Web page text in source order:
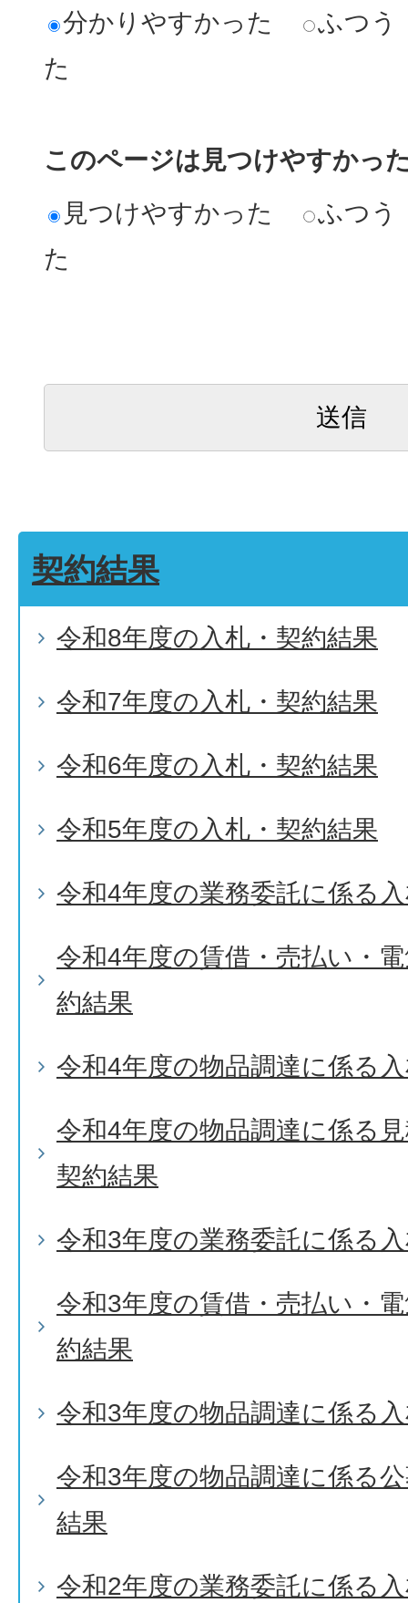
分かりやすかった
ふつう
た
このページは見つけやすかっ
見つけやすかった
ふつう
た
契約結果
令和8年度の入札・契約結果
令和7年度の入札・契約結果
令和6年度の入札・契約結果
令和5年度の入札・契約結果
令和4年度の業務委託に係る
令和4年度の賃借・売払い・
約結果
令和4年度の物品調達に係る
令和4年度の物品調達に係る
契約結果
令和3年度の業務委託に係る
令和3年度の賃借・売払い・
約結果
令和3年度の物品調達に係る
令和3年度の物品調達に係る
結果
令和2年度の業務委託に係る